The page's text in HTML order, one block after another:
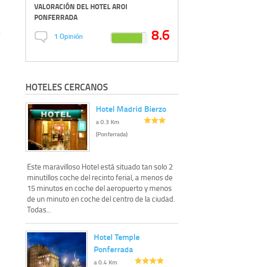
VALORACIÓN DELHOTEL AROI
PONFERRADA
1 Opinión 8.6
HOTELES CERCANOS
Hotel Madrid Bierzo
a 0.3 Km
(Ponferrada)
Este maravilloso Hotel está situado tan solo 2
minutillos coche del recinto ferial, a menos de
15 minutos en coche del aeropuerto y menos
de un minuto en coche del centro de la ciudad.
Todas...
Hotel Temple
Ponferrada
a 0.4 Km